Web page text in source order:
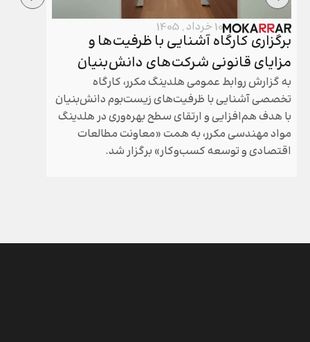
10 خرداد , 1405
برگزاری کارگاه آشنایی با ظرفیت‌ها و
مزایای قانونی شرکت‌های دانش‌بنیان
به گزارش روابط عمومی هلدینگ مکرر، کارگاه
تخصصی آشنایی با ظرفیت‌های زیست‌بوم دانش‌بنیان
با هدف هم‌افزایی و ارتقای سطح بهره‌وری در هلدینگ
مواد مهندسی مکرر، به همت «معاونت مطالعات
اقتصادی و توسعه کسب‌وکار» برگزار شد.